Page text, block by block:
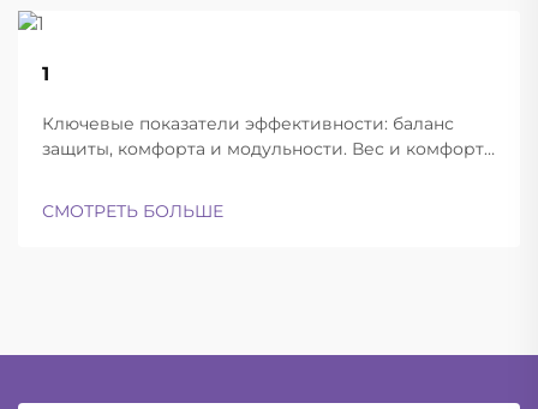
1
Ключевые показатели эффективности: баланс
защиты, комфорта и модульности. Вес и комфорт
шлемы успешно находят баланс между
СМОТРЕТЬ БОЛЬШЕ